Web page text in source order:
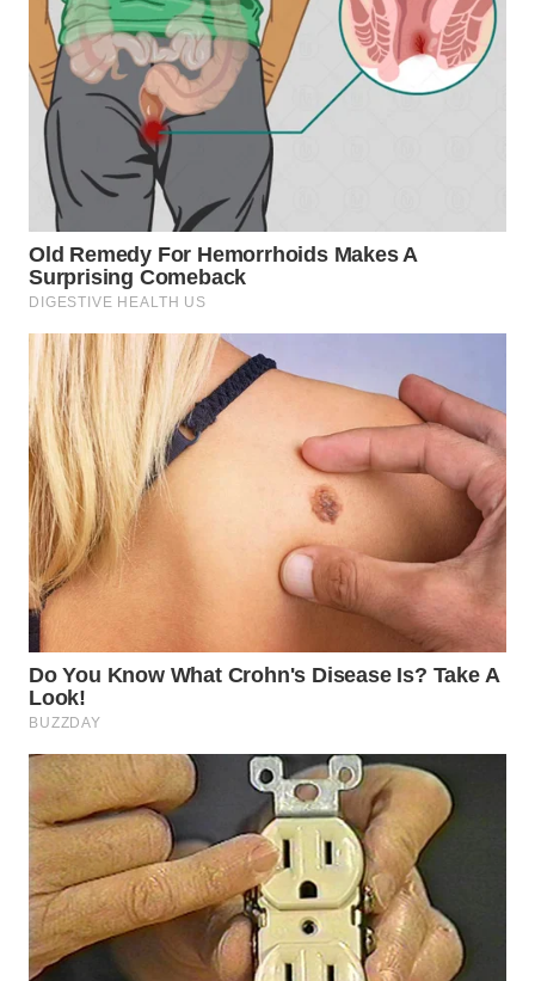
SUMEDANG
WN
CIANJUR
WN
KEPULAUAN
SERIBU
WN
WN
BINJAI
WN
CIREBON
WN
INDRAMAYU
KUNINGAN
WN
MAJALENGKA
WN
SUBANG
WN
SUKABUMI